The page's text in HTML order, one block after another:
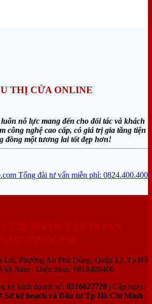
THỊ CỬA ONLINE
nỗ lực mang đến cho đối tác và khách
công nghệ cao cấp, có giá trị gia tăng tiện
đồng một tương lai tốt đẹp hơn!
Tổng đài tư vấn miễn phí: 0824.400.400
Phường An Phú Đông, Quận 12, Tp Hồ
Nam - Điện thoại: 0818400400
ký kinh doanh số: 0316627728 | Cấp ngày:
Sở kế hoạch và Đầu tư Tp Hồ Chí Minh